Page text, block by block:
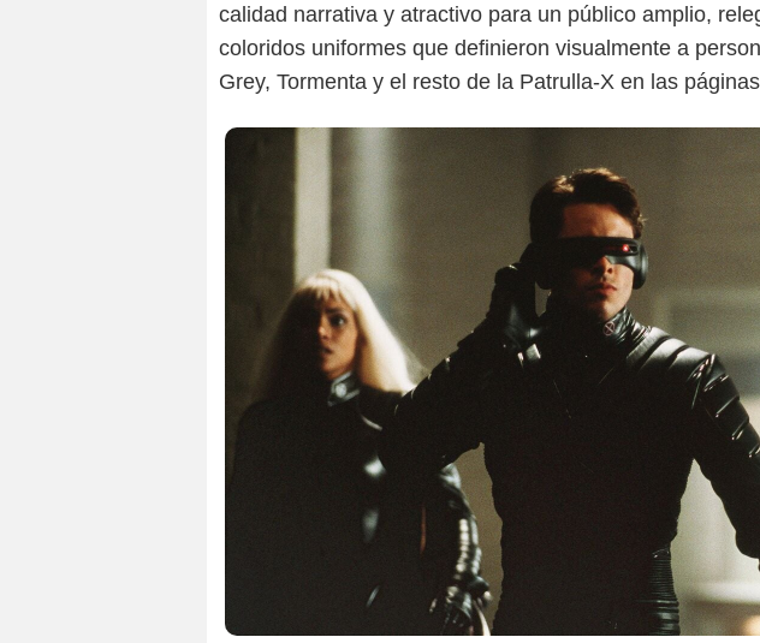
calidad narrativa y atractivo para un público amplio,
coloridos uniformes que definieron visualmente a
Grey, Tormenta y el resto de la Patrulla-X en las